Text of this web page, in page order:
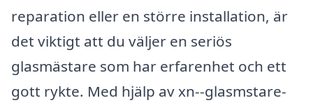
reparation eller en större installation, är
det viktigt att du väljer en seriös
glasmästare som har erfarenhet och ett
gott rykte. Med hjälp av xn--glasmstare-